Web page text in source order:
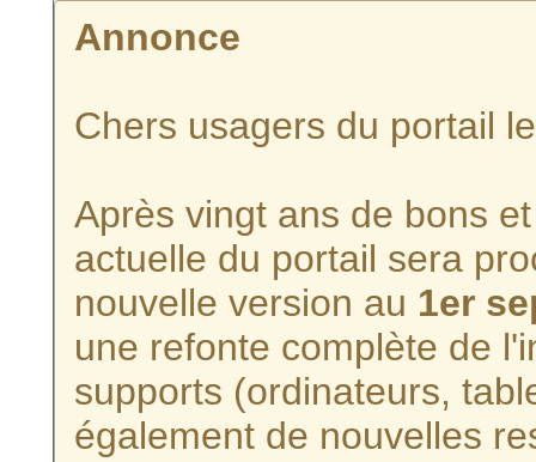
Annonce
Chers usagers du portail
Après vingt ans de bons
actuelle du portail sera
nouvelle version au 1er
une refonte complète de
supports (ordinateurs,
également de nouvelles